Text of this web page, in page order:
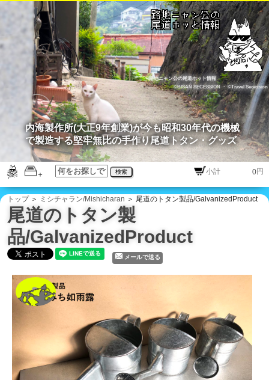
路地ニャン公の尾道ホット情報
©BISAN SECESSION
・©Travel Secession
検索 円
内海製作所(大正9年創業)が今も昭和30年代の機械
で製造する堅牢無比の手作り尾道トタン・グッズ
トップ＞ ミシチャラン/Mishicharan ＞ 尾道のトタン製品/GalvanizedProduct
尾道のトタン製
品/GalvanizedProduct
メールで送る